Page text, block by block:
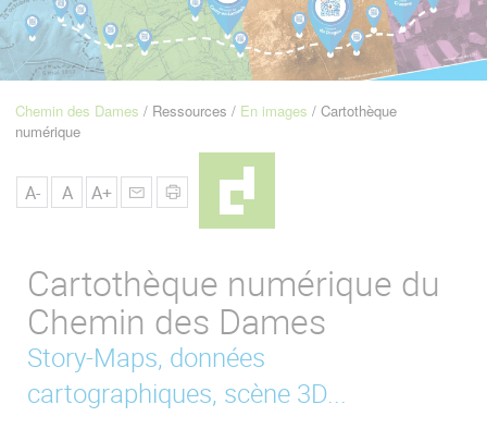
Navigation
Fil
Chemin des Dames Ressources En images Cartothèque
numérique
A- A A+
Cartothèque numérique du
Chemin des Dames
Story-Maps, données
cartographiques, scène 3D...